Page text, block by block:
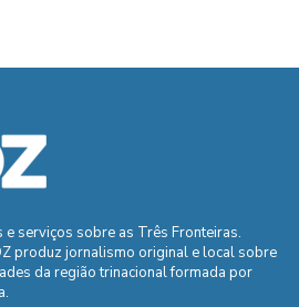
serviços sobre as Três Fronteiras.
produz jornalismo original e local sobre
da região trinacional formada por